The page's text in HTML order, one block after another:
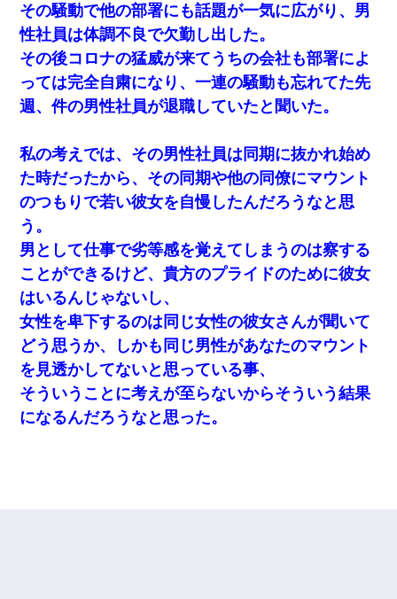
その騒動で他の部署にも話題が一気に広がり、男
性社員は体調不良で欠勤し出した。
その後コロナの猛威が来てうちの会社も部署によ
っては完全自粛になり、一連の騒動も忘れてた先
週、件の男性社員が退職していたと聞いた。
私の考えでは、その男性社員は同期に抜かれ始め
た時だったから、その同期や他の同僚にマウント
のつもりで若い彼女を自慢したんだろうなと思
う。
男として仕事で劣等感を覚えてしまうのは察する
ことができるけど、貴方のプライドのために彼女
はいるんじゃないし、
女性を卑下するのは同じ女性の彼女さんが聞いて
どう思うか、しかも同じ男性があなたのマウント
を見透かしてないと思っている事、
そういうことに考えが至らないからそういう結果
になるんだろうなと思った。